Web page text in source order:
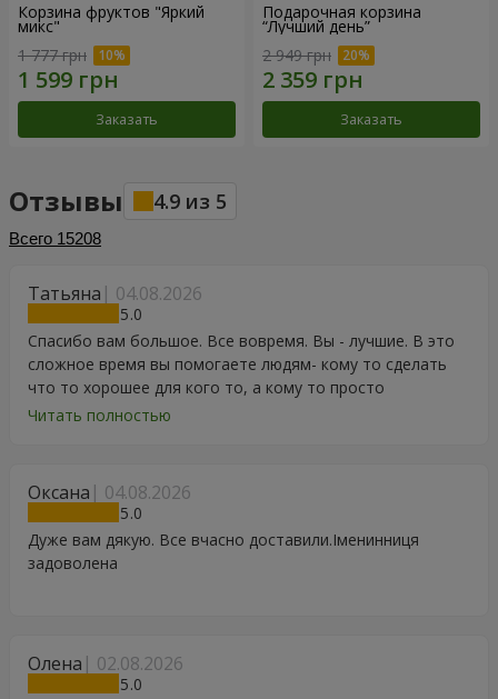
Корзина фруктов "Яркий
микс"
1 777 грн
Заказать
Подарочная корзина
“Лучший день”
2 949 грн
Заказать
Отзывы 4.9 из 5
Всего 15208
Татьяна 04.08.2026
5
Спасибо вам большое. Все вовремя. Вы - лучшие. В это
сложное время вы помогаете людям- кому то сделать
что то хорошее для кого то, а кому то просто
порадоваться цветам, подарку, тортику, поздравлению.
Читать полностью
Оксана 04.08.2026
5
Дуже вам дякую. Все вчасно доставили.Іменинниця
задоволена
Олена 02.08.2026
5